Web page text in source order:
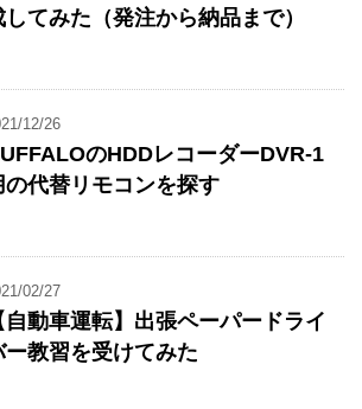
してみた（発注から納品まで）
12/26
のHDDレコーダーDVR-1
の代替リモコンを探す
02/27
自動車運転】出張ペーパードライ
ー教習を受けてみた